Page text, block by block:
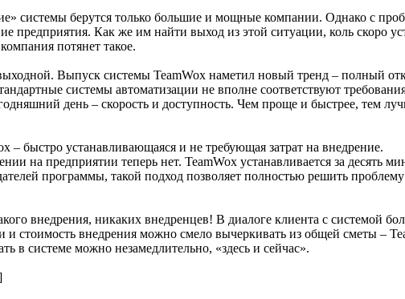
системы берутся только большие и мощные компании. Однако с
предприятия. Как же им найти выход из этой ситуации, коль скоро
потянет такое.
Выпуск системы TeamWox наметил новый тренд – полный
системы автоматизации не вполне соответствуют
день – скорость и доступность. Чем проще и быстрее, тем
– быстро устанавливающаяся и не требующая затрат на внедрение.
на предприятии теперь нет. TeamWox устанавливается за десять
программы, такой подход позволяет полностью решить проблему
внедрения, никаких внедренцев! В диалоге клиента с системой
стоимость внедрения можно смело вычеркивать из общей сметы –
в системе можно незамедлительно, «здесь и сейчас».